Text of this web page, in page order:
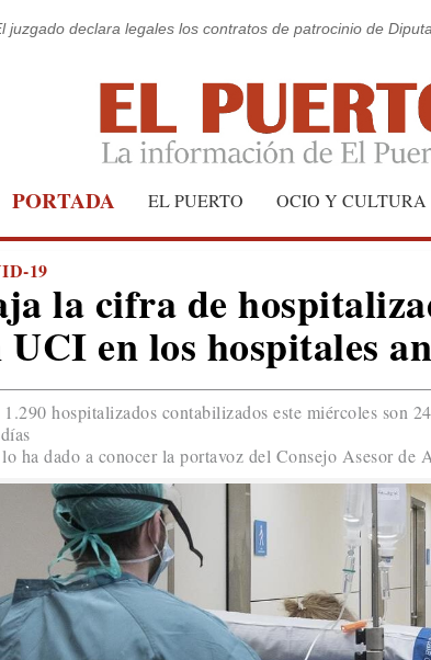
juzgado declara legales los contratos de patrocinio de
PORTADA EL PUERTO OCIO Y CULTURA
19
la cifra de
UCI en los hospitales
hospitalizados contabilizados este miércoles son
ha dado a conocer la portavoz del Consejo Asesor de